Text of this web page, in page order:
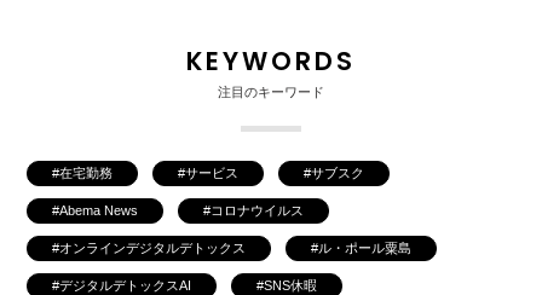
KEYWORDS
注目のキーワード
在宅勤務 サービス サブスク
Abema News コロナウイルス
オンラインデジタルデトックス ル・ポール粟島
デジタルデトックスAI SNS休暇